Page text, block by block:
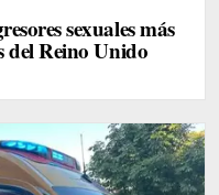
sexuales más
del Reino Unido